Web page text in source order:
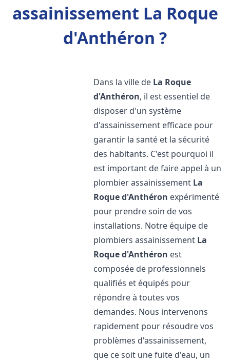
assainissement La Roque
d'Anthéron ?
Dans la ville de La Roque
d'Anthéron, il est essentiel de
disposer d'un système
d'assainissement efficace pour
garantir la santé et la sécurité
des habitants. C'est pourquoi il
est important de faire appel à un
plombier assainissement La
Roque d'Anthéron expérimenté
pour prendre soin de vos
installations. Notre équipe de
plombiers assainissement La
Roque d'Anthéron est
composée de professionnels
qualifiés et équipés pour
répondre à toutes vos
demandes. Nous intervenons
rapidement pour résoudre vos
problèmes d'assainissement,
que ce soit une fuite d'eau, un